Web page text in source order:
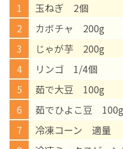
玉ねぎ 2個
カボチャ 200g
じゃが芋 200g
リンゴ 1/4個
茹で大豆 100g
茹でひよこ豆 100g
冷凍コーン 適量
‘さんルーム’ で
遠方にお住まいで当
医師